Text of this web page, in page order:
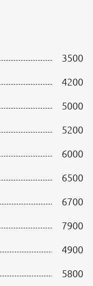
3500
4200
5000
5200
6000
6500
6700
7900
4900
5800